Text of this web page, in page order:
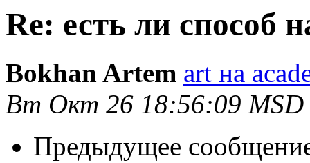
Re: есть ли способ
Bokhan Artem art на
Вт Окт 26 18:56:09 MSD
Предыдущее